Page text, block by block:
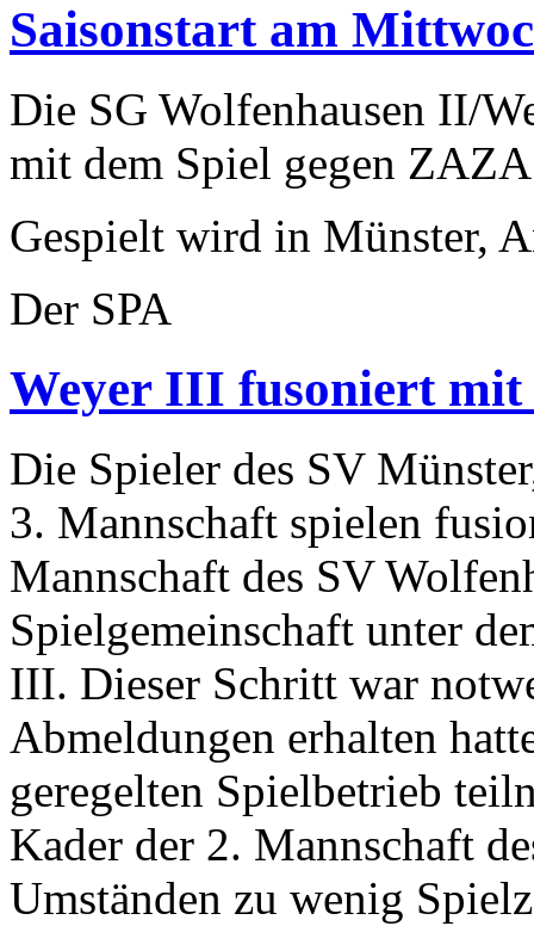
Saisonstart am
Die SG Wolfenhausen II/
mit dem Spiel gegen
Gespielt wird in Münster,
Der SPA
Weyer III fusoniert mit
Die Spieler des SV
3. Mannschaft spielen
Mannschaft des SV
Spielgemeinschaft unter
III. Dieser Schritt war
Abmeldungen erhalten
geregelten Spielbetrieb
Kader der 2. Mannschaft
Umständen zu wenig